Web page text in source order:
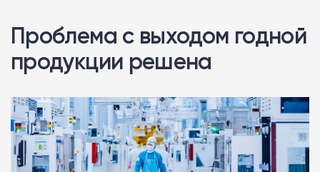
Проблема с выходом годной
продукции решена